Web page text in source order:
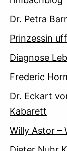
Dr. Petra
Prinzessin
Diagnose
Frederic
Dr. Eckart
Kabarett
Willy Astor –